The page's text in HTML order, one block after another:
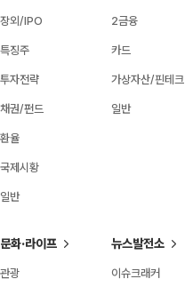
장외/IPO
특징주
투자전략
채권/펀드
환율
국제시황
일반
2금융
카드
가상자산/핀테크
일반
문화·라이프
관광
뉴스발전소
이슈크래커